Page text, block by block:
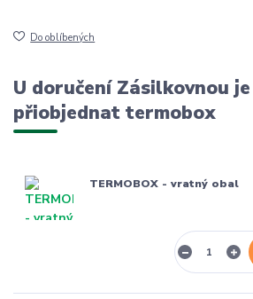
Do oblíbených
U doručení Zásilkovnou
přiobjednat termobox
TERMOBOX - vratný obal